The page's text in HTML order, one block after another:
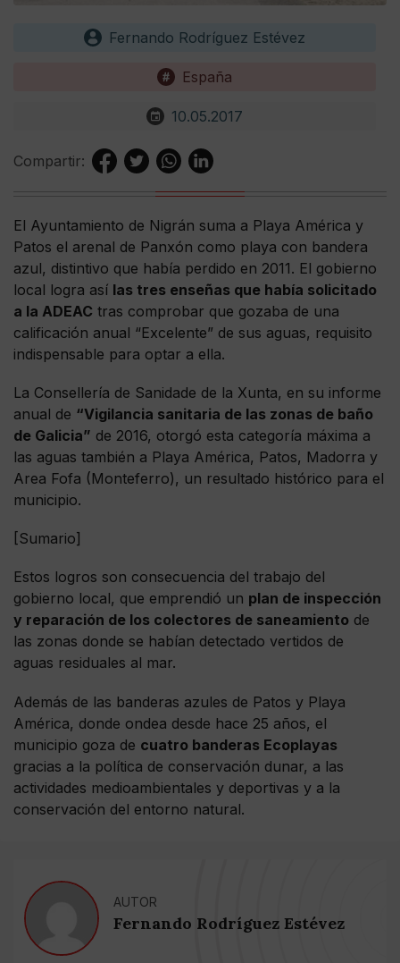
Fernando Rodríguez Estévez
España
10.05.2017
Compartir:
El Ayuntamiento de Nigrán suma a Playa América y
Patos el arenal de Panxón como playa con bandera
azul, distintivo que había perdido en 2011. El gobierno
local logra así las tres enseñas que había solicitado
a la ADEAC tras comprobar que gozaba de una
calificación anual “Excelente” de sus aguas, requisito
indispensable para optar a ella.
La Consellería de Sanidade de la Xunta, en su informe
anual de “Vigilancia sanitaria de las zonas de baño
de Galicia” de 2016, otorgó esta categoría máxima a
las aguas también a Playa América, Patos, Madorra y
Area Fofa (Monteferro), un resultado histórico para el
municipio.
[Sumario]
Estos logros son consecuencia del trabajo del
gobierno local, que emprendió un plan de inspección
y reparación de los colectores de saneamiento de
las zonas donde se habían detectado vertidos de
aguas residuales al mar.
Además de las banderas azules de Patos y Playa
América, donde ondea desde hace 25 años, el
municipio goza de cuatro banderas Ecoplayas
gracias a la política de conservación dunar, a las
actividades medioambientales y deportivas y a la
conservación del entorno natural.
AUTOR
Fernando Rodríguez Estévez